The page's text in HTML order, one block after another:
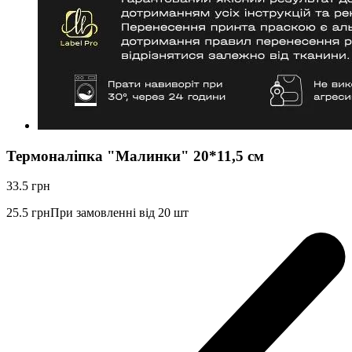
Термоналіпка "Малинки" 20*11,5 см
33.5 грн
25.5 грнПри замовленні від 20 шт